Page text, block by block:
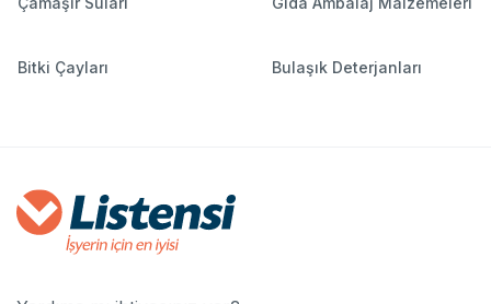
Bitki Çayları Bulaşık Deterjanları